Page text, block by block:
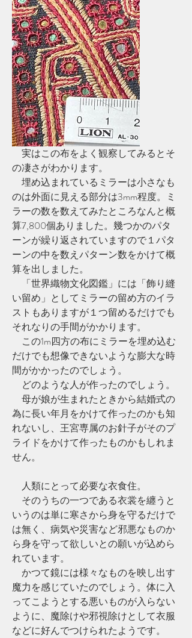
実はこの布をよく観察してみるとそ
の凄さがわかります。
埋め込まれているミラーは小さなも
のは外面に見える部分は3mm程度。ミ
ラーの数を数えてみたところなんと概
算7,800個ありました。幾つかのパタ
ーンが繰り返されていますので１パタ
ーンの中を数えパターン数をかけて概
算を出しました。
「世界織物文化図鑑」には「飾り縫
い留め」としてミラーの留め方のイラ
ストもありますが１つ留めるだけでも
それなりの手間がかかります。
この1m四方の布にミラーを埋め込む
だけでも想像できないような膨大な時
間がかかったのでしょう。
どのような人が作ったのでしょう。
母が娘が生まれたときから結婚式の
為に長い年月をかけて作ったのかも知
れないし、王宮専属のお針子がそのプ
ライドをかけて作ったものかもしれま
せん。
人類にとって必要な衣食住。
そのうちの一つである衣裳を纏うと
いうのは単に寒さから身を守るだけで
は無く、病気や災害など邪悪なものか
ら身を守って欲しいとの願いが込めら
れています。
かつて鏡には様々なものを映し出す
魔力を感じていたのでしょう。体に入
ってこようとする悪いものが入らない
ように、魔除けや邪視除けとして衣服
などに好んでつけられたようです。